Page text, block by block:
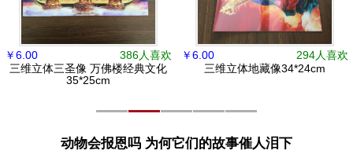
386人喜欢
￥6.00
三维立体三圣像 万佛楼经典文化
35*25cm
294人喜欢
￥6.00
三维立体地藏像34*24cm
动物会报恩吗 为何它们的故事催人泪下